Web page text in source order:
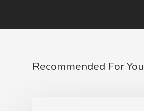
Recommended For You